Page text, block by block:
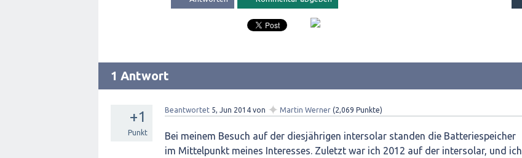
1 Antwort
+1
Punkt
Beantwortet 5, Jun 2014 von ✦ Martin Werner (2,069 Punkte)
Bei meinem Besuch auf der diesjährigen intersolar standen die Batteriespeicher
im Mittelpunkt meines Interesses. Zuletzt war ich 2012 auf der intersolar, und ich